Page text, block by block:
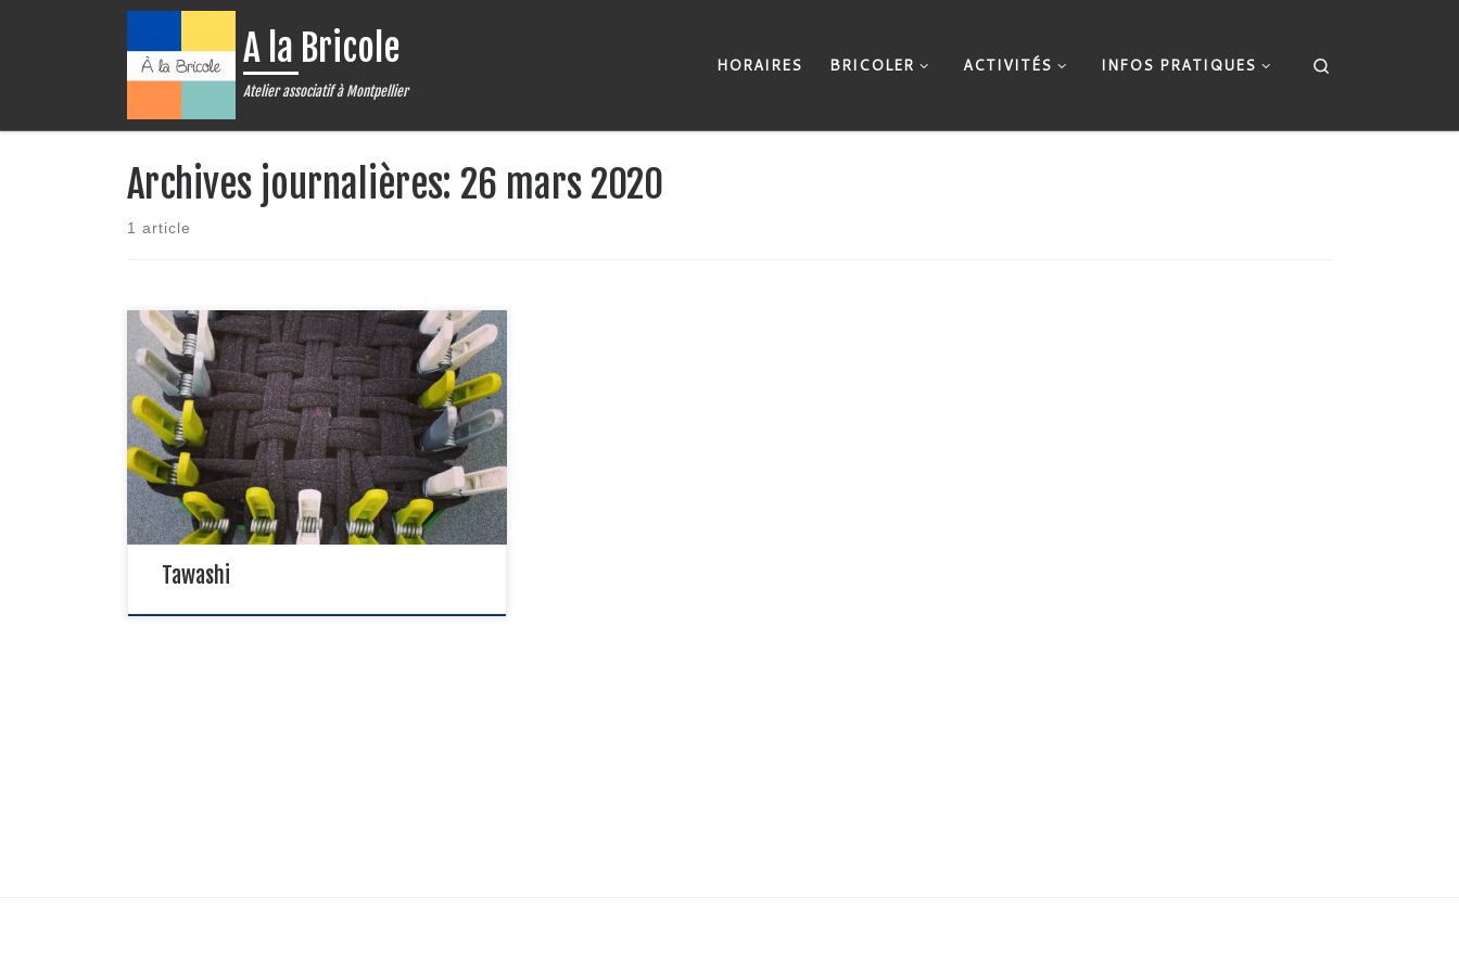
A la Bricole
Atelier associatif à Montpellier
HORAIRES BRICOLER ACTIVITÉS INFOS PRATIQUES
Archives journalières: 26 mars 2020
1 article
Voilà une activité simple, écologique que l’on peut
facilement réaliser chez soi (avec les enfants) !Le
tawashi est une éponge japonaise réalisée avec une
technique au crochet. La plupart des tutoriels (j’ai mis
une vidéo en lien en commentaire) utilisent une
planche et des clous comme support pour tricoter,
mais […]
Tawashi